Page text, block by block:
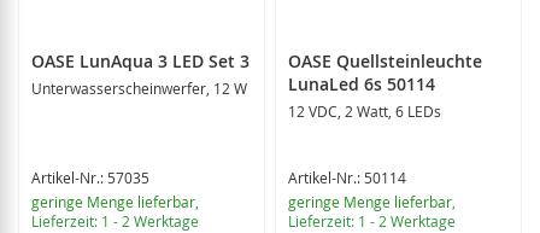
OASE LunAqua 3 LED Set 3
Unterwasserscheinwerfer, 12 W
Artikel-Nr.: 57035
geringe Menge lieferbar
Lieferzeit: 1 - 2 Werktage
OASE Quellsteinleuchte
LunaLed 6s 50114
12 VDC, 2 Watt, 6 LEDs
Artikel-Nr.: 50114
geringe Menge lieferbar
Lieferzeit: 1 - 2 Werktage